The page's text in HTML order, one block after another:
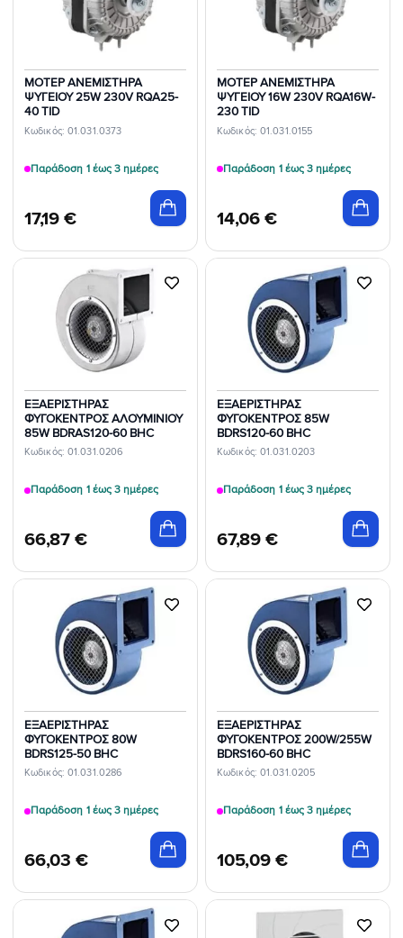
Επιθυμιών
Κωδικός: 01.031.0373
ΜΟΤΕΡ ΑΝΕΜΙΣΤΗΡΑ
ΨΥΓΕΙΟΥ 25W 230V RQA25-
40 TID
17,19 €
Παράδοση 1 έως 3 ημέρες
Επιθυμιών
Κωδικός: 01.031.0155
ΜΟΤΕΡ ΑΝΕΜΙΣΤΗΡΑ
ΨΥΓΕΙΟΥ 16W 230V RQA16W-
230 TID
14,06 €
Παράδοση 1 έως 3 ημέρες
στη Λίστα
Κωδικός: 01.031.0206
ΕΞΑΕΡΙΣΤΗΡΑΣ
ΦΥΓΟΚΕΝΤΡΟΣ ΑΛΟΥΜΙΝΙΟΥ
85W BDRAS120-60 BHC
66,87 €
Παράδοση 1 έως 3 ημέρες
Προσθήκη
στη Λίστα
Επιθυμιών
Κωδικός: 01.031.0203
ΕΞΑΕΡΙΣΤΗΡΑΣ
ΦΥΓΟΚΕΝΤΡΟΣ 85W
BDRS120-60 BHC
67,89 €
Παράδοση 1 έως 3 ημέρες
Προσθήκη
στη Λίστα
Επιθυμιών
Κωδικός: 01.031.0286
ΕΞΑΕΡΙΣΤΗΡΑΣ
ΦΥΓΟΚΕΝΤΡΟΣ 80W
BDRS125-50 BHC
66,03 €
Παράδοση 1 έως 3 ημέρες
Προσθήκη
στη Λίστα
Επιθυμιών
Κωδικός: 01.031.0205
ΕΞΑΕΡΙΣΤΗΡΑΣ
ΦΥΓΟΚΕΝΤΡΟΣ 200W/255W
BDRS160-60 BHC
105,09 €
Παράδοση 1 έως 3 ημέρες